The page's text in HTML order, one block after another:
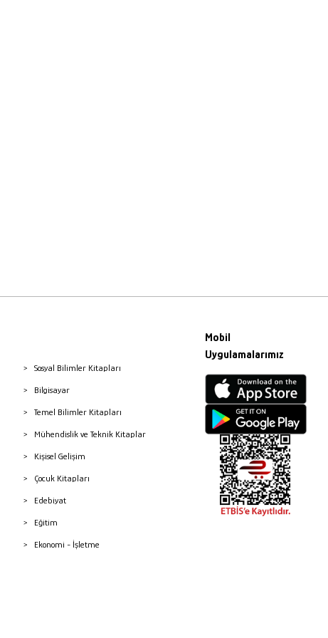
Sosyal Bilimler Kitapları
Bilgisayar
Temel Bilimler Kitapları
Mühendislik ve Teknik Kitaplar
Kişisel Gelişim
Çocuk Kitapları
Edebiyat
Eğitim
Ekonomi - İşletme
Mobil
Uygulamalarımız